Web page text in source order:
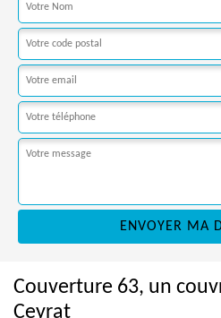
Couverture 63, un
Ceyrat